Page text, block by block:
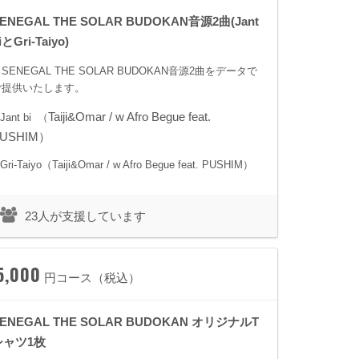
THE SOLAR BUDOKAN音源2曲(Jant
Gri-Taiyo)
SENEGAL THE SOLAR BUDOKAN音源2曲をデータで
供いたします。
bi （Taiji&Omar / w Afro Begue feat.
）
Taiyo（Taiji&Omar / w Afro Begue feat. PUSHIM）
23人が支援しています
円コース（税込）
THE SOLAR BUDOKAN オリジナルT
ャツ1枚